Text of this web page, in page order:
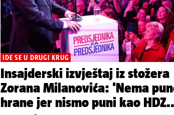
IDE SE U DRUGI KRUG
Insajderski izvještaj iz stožera
Zorana Milanovića: 'Nema
hrane jer nismo puni kao